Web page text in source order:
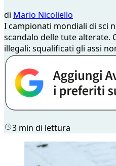
di Mario Nicoliello
I campionati mondiali di sci
scandalo delle tute alterate.
illegali: squalificati gli assi
3 min di lettura